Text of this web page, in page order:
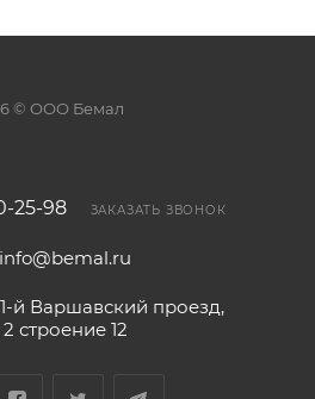
© ООО Бемал
25-98 ЗАКАЗАТЬ ЗВОНОК
info@bemal.ru
й Варшавский проезд,
2 строение 12